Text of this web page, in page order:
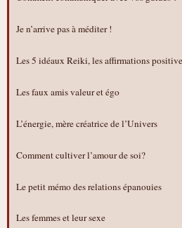
Je n’arrive pas à méditer !
Les 5 idéaux Reiki, les affirmations
Les faux amis valeur et égo
L’énergie, mère créatrice de l’Univers
Comment cultiver l’amour de soi?
Le petit mémo des relations épanouies
Les femmes et leur sexe